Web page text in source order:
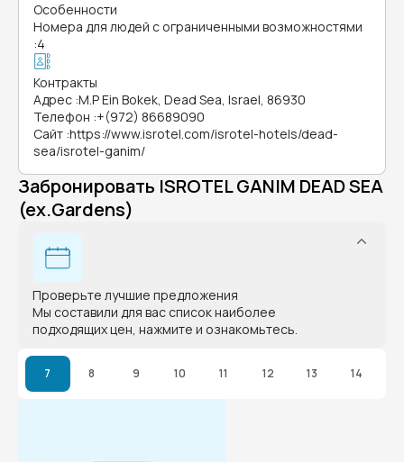
Особенности
Номера для людей с ограниченными возможностями
:4
Контракты
Адрес :M.P Ein Bokek, Dead Sea, Israel, 86930
Телефон :+(972) 86689090
Сайт :https://www.isrotel.com/isrotel-hotels/dead-
sea/isrotel-ganim/
Забронировать ISROTEL GANIM DEAD SEA
(ex.Gardens)
Проверьте лучшие предложения
Мы составили для вас список наиболее
подходящих цен, нажмите и ознакомьтесь.
7 8 9 10 11 12 13 14